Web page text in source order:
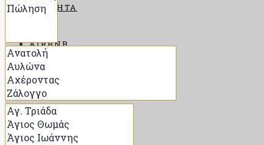
ΑΚΊΝΗΤΑ
AIRBNB
ΑΝΑΖΉΤΗΣΗ
ΠΟΊΟΣ ΕΊΜΑΙ